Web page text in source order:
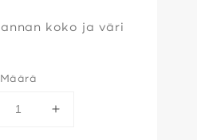
koko ja väri
Määrä
Lisää